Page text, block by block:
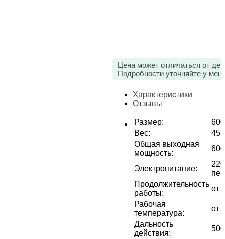
Цена может отличаться от
Подробности уточняйте у
Характеристики
Отзывы
Размер:
Вес:
45
Общая выходная
мощность:
Электропитание:
Продолжительность
работы:
от
Рабочая
температура:
от
Дальность
действия: